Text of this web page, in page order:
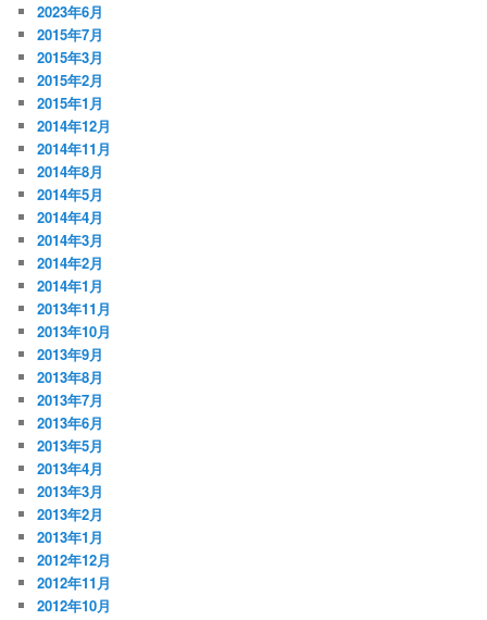
2023年6月
2015年7月
2015年3月
2015年2月
2015年1月
2014年12月
2014年11月
2014年8月
2014年5月
2014年4月
2014年3月
2014年2月
2014年1月
2013年11月
2013年10月
2013年9月
2013年8月
2013年7月
2013年6月
2013年5月
2013年4月
2013年3月
2013年2月
2013年1月
2012年12月
2012年11月
2012年10月